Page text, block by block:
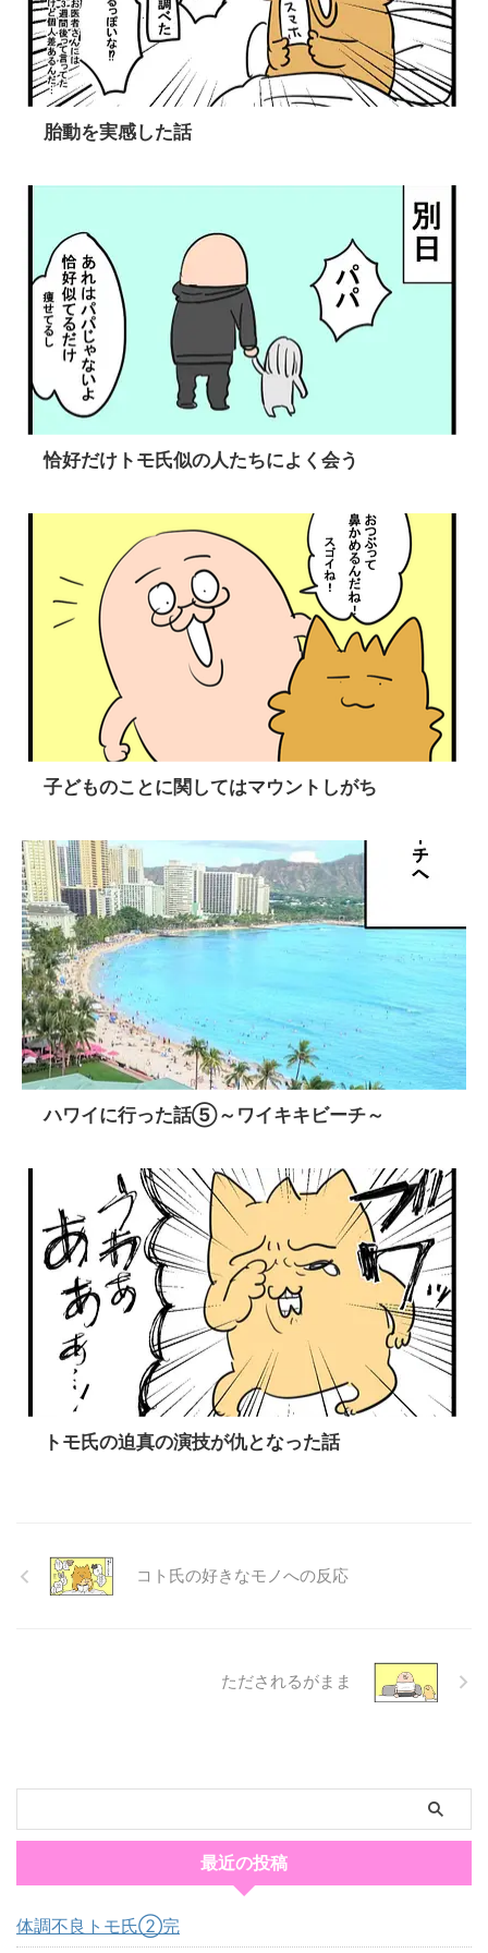
胎動を実感した話
恰好だけトモ氏似の人たちによく会う
子どものことに関してはマウントしがち
ハワイに行った話⑤～ワイキキビーチ～
トモ氏の迫真の演技が仇となった話
コト氏の好きなモノへの反応
ただされるがまま
最近の投稿
体調不良トモ氏②完